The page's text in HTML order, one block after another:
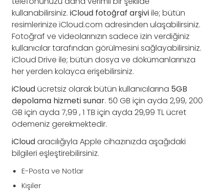
kullanabilirsiniz. iCloud fotoğraf arşiviile; bütün
resimlerinize iCloud.com adresinden ulaşabilirsiniz.
Fotoğraf ve videolarınızın sadece izin verdiğiniz
kullanıcılar tarafından görülmesini sağlayabilirsiniz.
iCloud Drive ile; bütün dosya ve dökümanlarınıza
her yerden kolayca erişebilirsiniz.
iCloudücretsiz olarak bütün kullanıcılarına 5GB
depolama hizmeti sunar. 50 GB için ayda 2,99, 200
GB için ayda 7,99 , 1 TB için ayda 29,99 TL ücret
ödemeniz gerekmektedir.
iCloudaracılığıyla Apple cihazınızda aşağıdaki
bilgileri eşleştirebilirsiniz.
E-Posta ve Notlar
Kişiler